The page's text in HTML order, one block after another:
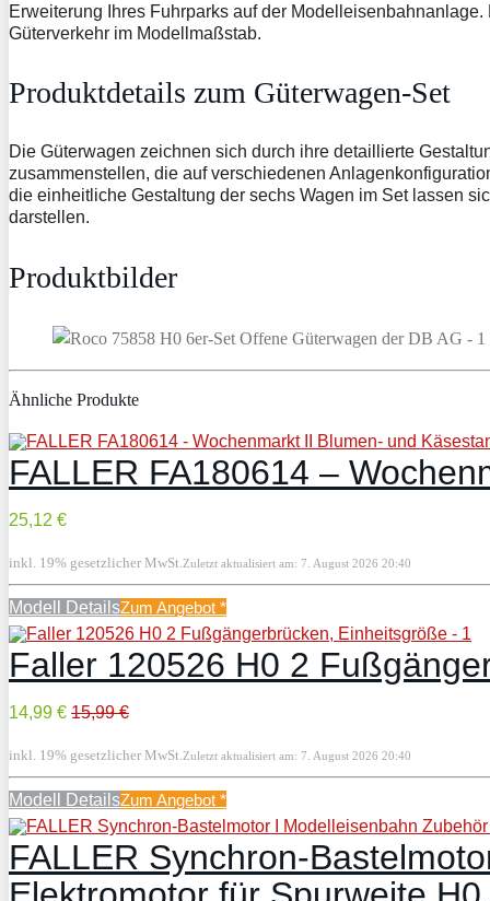
Erweiterung Ihres Fuhrparks auf der
Güterverkehr im Modellmaßstab.
Produktdetails zum Güterwagen-Set
Die Güterwagen zeichnen sich durch ihre detaillierte
zusammenstellen, die auf verschiedenen
die einheitliche Gestaltung der sechs Wagen im Set lassen
darstellen.
Produktbilder
Ähnliche Produkte
FALLER FA180614 –
25,12 €
inkl. 19% gesetzlicher MwSt. Zuletzt aktualisiert am: 7. August 2026 20:40
Modell DetailsZum Angebot *
Faller 120526 H0 2
14,99 € 15,99 €
inkl. 19% gesetzlicher MwSt. Zuletzt aktualisiert am: 7. August 2026 20:40
Modell DetailsZum Angebot *
FALLER Synchron-